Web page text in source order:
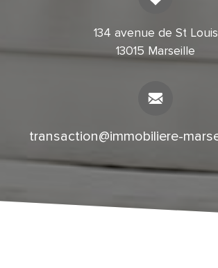
transaction@immobiliere-
134 avenue de St Louis
13015 Marseille